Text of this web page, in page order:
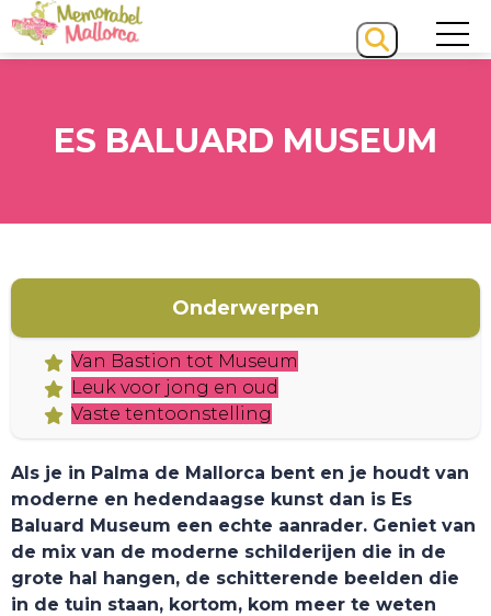
HOME
ES BALUARD MUSEUM
Onderwerpen
Van Bastion tot Museum
Leuk voor jong en oud
Vaste tentoonstelling
Als je in Palma de Mallorca bent en je houdt van
moderne en hedendaagse kunst dan is Es
Baluard Museum een echte aanrader. Geniet van
de mix van de moderne schilderijen die in de
grote hal hangen, de schitterende beelden die
in de tuin staan, kortom, kom meer te weten